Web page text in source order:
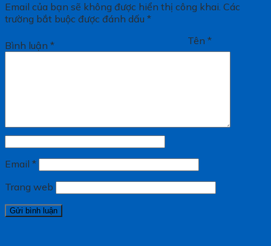
Email của bạn sẽ không được hiển thị công khai. Các
trường bắt buộc được đánh dấu *
Bình luận * Tên*
Email *
Trang web